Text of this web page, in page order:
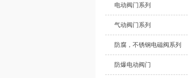
电动阀门系列
气动阀门系列
防腐，不锈钢电磁阀系列
防爆电动阀门